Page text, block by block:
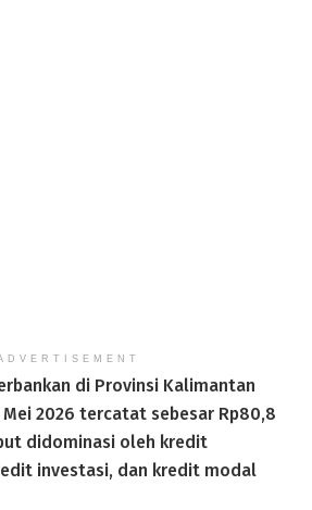
di Provinsi Kalimantan
2026 tercatat sebesar Rp80,8
didominasi oleh kredit
investasi, dan kredit modal